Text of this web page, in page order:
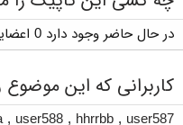
در حال حاضر وجود دارد 0 اعضایی که این موضوع را مشاهده می کنند
کاربرانی که این موضوع
user587
,
hhrrbb
,
user588
,